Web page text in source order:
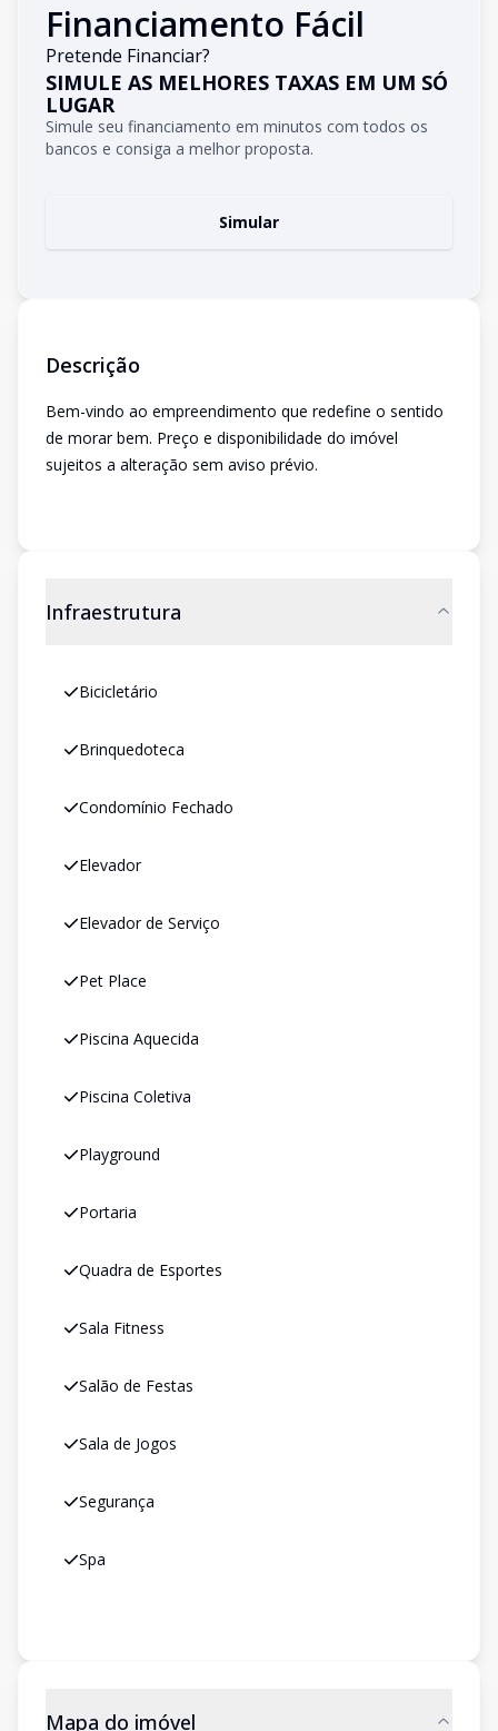
Financiamento Fácil
Pretende Financiar?
SIMULE AS MELHORES TAXAS EM UM SÓ
LUGAR
Simule seu financiamento em minutos com todos os
bancos e consiga a melhor proposta.
Simular
Descrição
Bem-vindo ao empreendimento que redefine o sentido
de morar bem. Preço e disponibilidade do imóvel
sujeitos a alteração sem aviso prévio.
Infraestrutura
Bicicletário
Brinquedoteca
Condomínio Fechado
Elevador
Elevador de Serviço
Pet Place
Piscina Aquecida
Piscina Coletiva
Playground
Portaria
Quadra de Esportes
Sala Fitness
Salão de Festas
Sala de Jogos
Segurança
Spa
Mapa do imóvel